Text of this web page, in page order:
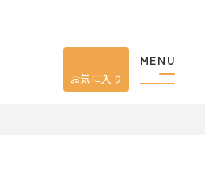
MENU
お気に入り